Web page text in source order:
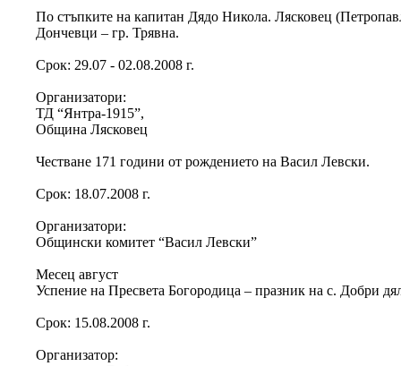
По стъпките на капитан Дядо Никола. Лясковец
Дончевци – гр. Трявна.
Срок: 29.07 - 02.08.2008 г.
Организатори:
ТД “Янтра-1915”,
Община Лясковец
Честване 171 години от рождението на Васил Левски.
Срок: 18.07.2008 г.
Организатори:
Общински комитет “Васил Левски”
Месец август
Успение на Пресвета Богородица – празник на с. Добри
Срок: 15.08.2008 г.
Организатор: